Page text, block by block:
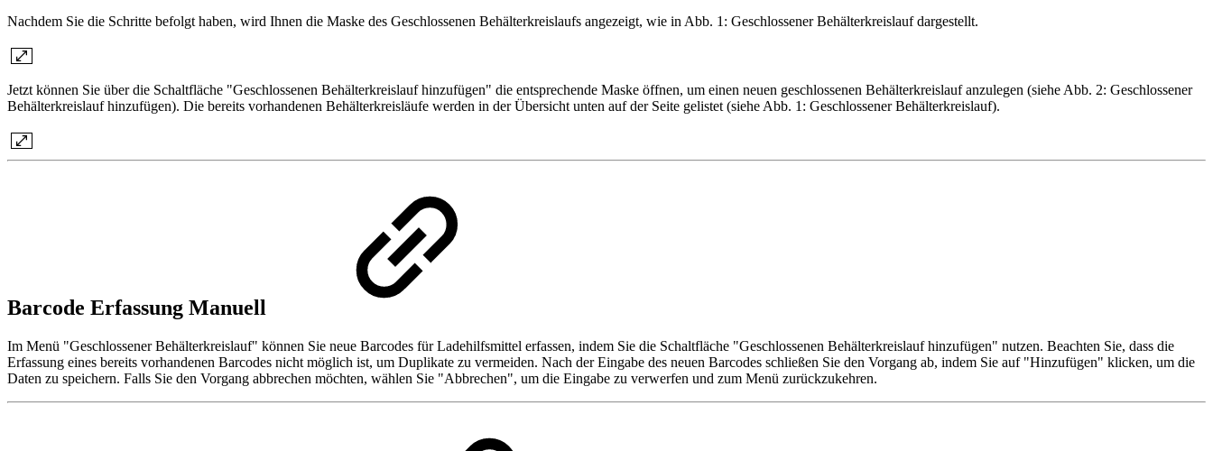
Nachdem Sie die Schritte befolgt haben, wird Ihnen die Maske des Geschlossenen Behälterkreislaufs angezeigt, wie in Abb. 1: Geschlossener Behälterkreislauf dargestellt.
Jetzt können Sie über die Schaltfläche "Geschlossenen Behälterkreislauf hinzufügen" die entsprechende Maske öffnen, um einen neuen geschlossenen Behälterkreislauf anzulegen (siehe Abb. 2: Geschlossener
Behälterkreislauf hinzufügen). Die bereits vorhandenen Behälterkreisläufe werden in der Übersicht unten auf der Seite gelistet (siehe Abb. 1: Geschlossener Behälterkreislauf).
Barcode Erfassung Manuell
Im Menü "Geschlossener Behälterkreislauf" können Sie neue Barcodes für Ladehilfsmittel erfassen, indem Sie die Schaltfläche "Geschlossenen Behälterkreislauf hinzufügen" nutzen. Beachten Sie, dass die
Erfassung eines bereits vorhandenen Barcodes nicht möglich ist, um Duplikate zu vermeiden. Nach der Eingabe des neuen Barcodes schließen Sie den Vorgang ab, indem Sie auf "Hinzufügen" klicken, um die
Daten zu speichern. Falls Sie den Vorgang abbrechen möchten, wählen Sie "Abbrechen", um die Eingabe zu verwerfen und zum Menü zurückzukehren.